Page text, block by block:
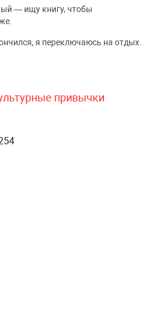
— ищу книгу, чтобы
я переключаюсь на отдых.
привычки